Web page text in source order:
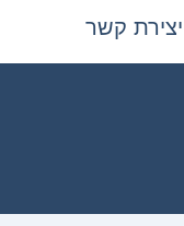
יצירת קשר